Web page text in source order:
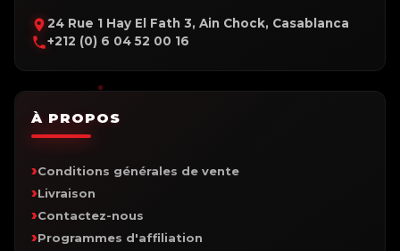
24 Rue 1 Hay El Fath 3, Ain Chock, Casablanca
+212 (0) 6 04 52 00 16
À PROPOS
Conditions générales de vente
Livraison
Contactez-nous
Programmes d'affiliation